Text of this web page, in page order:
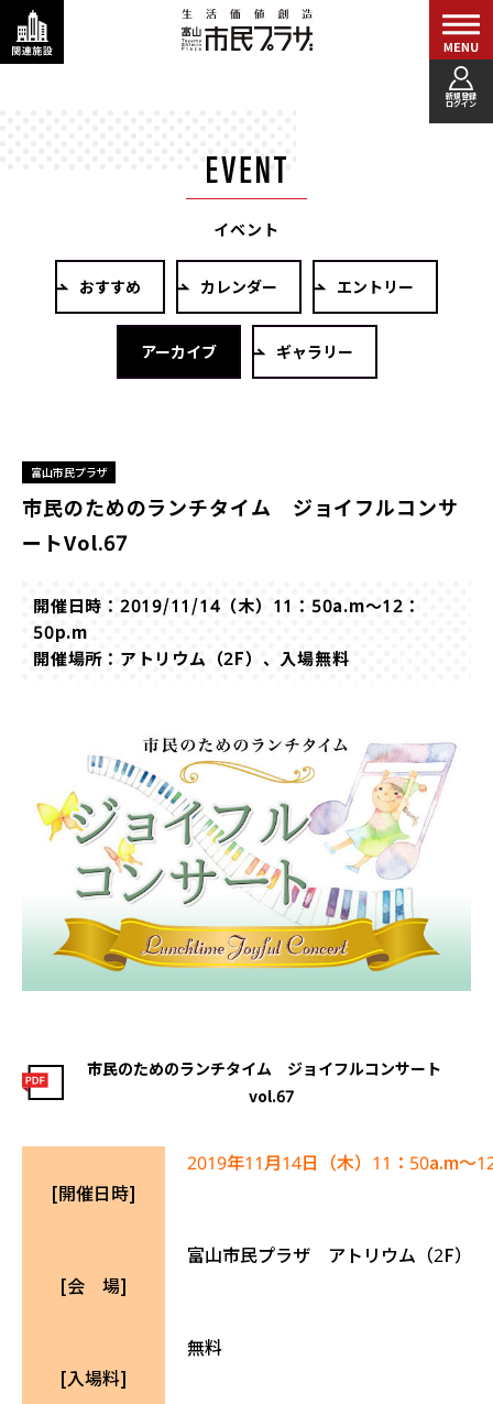
新規登録
ログイン
イベント
おすすめ カレンダー エントリー
アーカイブ ギャラリー
市民のためのランチタイム ジョイフルコンサ
ートVol.67
富山市民プラザ
開催日時：2019/11/14（木）11：50a.m～12：
50p.m
開催場所：アトリウム（2F）、入場無料
市民のためのランチタイム ジョイフルコンサート
vol.67
[開催日時]
2019年11月14日（木）11：50a.m～
[会 場]
富山市民プラザ アトリウム（2F）
[入場料]
無料